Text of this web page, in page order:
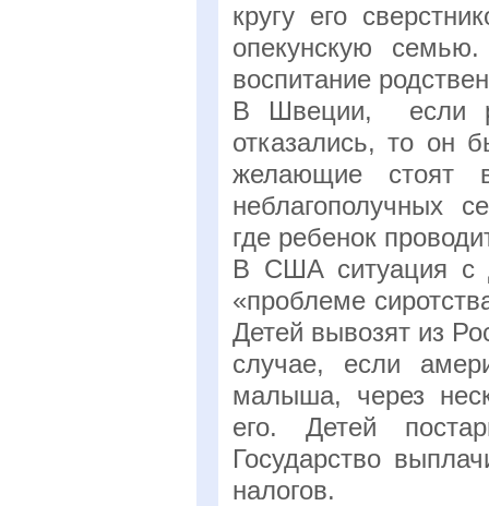
кругу его
опекунскую
воспитание
В Швеции, если
отказались, то он
желающие стоят
неблагополучных
где ребенок
В США ситуация с
«проблеме
Детей вывозят из
случае, если
малыша, через
его. Детей
Государство
налогов.